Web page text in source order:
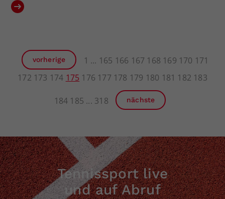
vorherige 1 165 166 167 168 169 170 171
172 173 174 175 176 177 178 179 180 181 182 183
184 185 318 nächste
Tennissport live
und auf Abruf